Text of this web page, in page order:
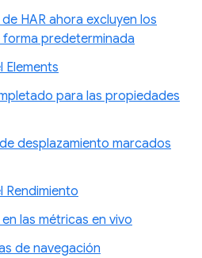
HAR ahora excluyen los
predeterminada
Elements
para las propiedades
desplazamiento marcados
Rendimiento
las métricas en vivo
de navegación